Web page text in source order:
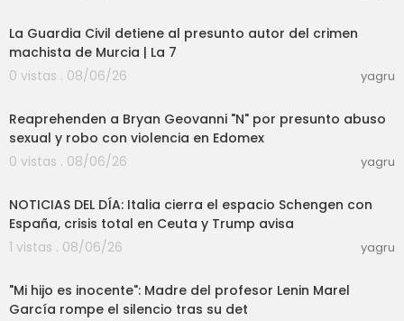
La Guardia Civil detiene al presunto autor del crimen
machista de Murcia | La 7
0 vistas . 08/06/26
yagru
Reaprehenden a Bryan Geovanni "N" por presunto abuso
sexual y robo con violencia en Edomex
0 vistas . 08/06/26
yagru
NOTICIAS DEL DÍA: Italia cierra el espacio Schengen con
España, crisis total en Ceuta y Trump avisa
1 vistas . 08/06/26
yagru
"Mi hijo es inocente": Madre del profesor Lenin Marel
García rompe el silencio tras su det